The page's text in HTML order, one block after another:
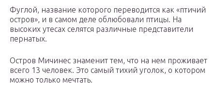
Фуглой, название которого переводится как «птичий
остров», и в самом деле облюбовали птицы. На
высоких утесах селятся различные представители
пернатых.
Остров Мичинес знаменит тем, что на нем проживает
всего 13 человек. Это самый тихий уголок, о котором
можно только мечтать.